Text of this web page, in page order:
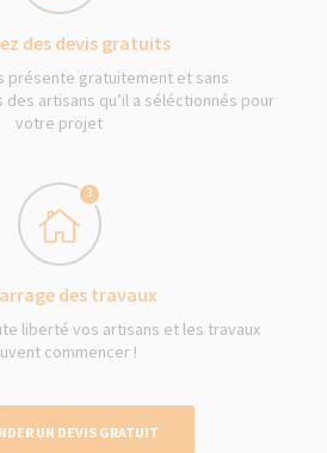
des devis gratuits
présente gratuitement et sans
artisans qu’il a séléctionnés pour
votre projet
3
des travaux
liberté vos artisans et les travaux
commencer !
UN DEVIS GRATUIT